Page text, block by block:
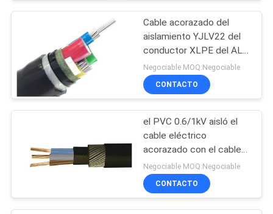
cable liado antena
Cable forrado
caucho
95
Cable acorazado del
aislamiento YJLV22 del
conductor XLPE del AL
del cable de transmisión
de AL/XLPE/STA/PVC
con la armadura de acero
Negociable MOQ:Negociable
CONTACTO
el PVC 0.6/1kV aisló el
cable eléctrico
acorazado con el cable
de transmisión del
aluminio o del conductor
de cobre
Negociable MOQ:Negociable
CONTACTO